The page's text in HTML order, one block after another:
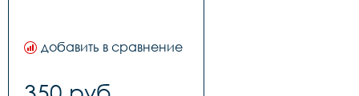
добавить в сравнение